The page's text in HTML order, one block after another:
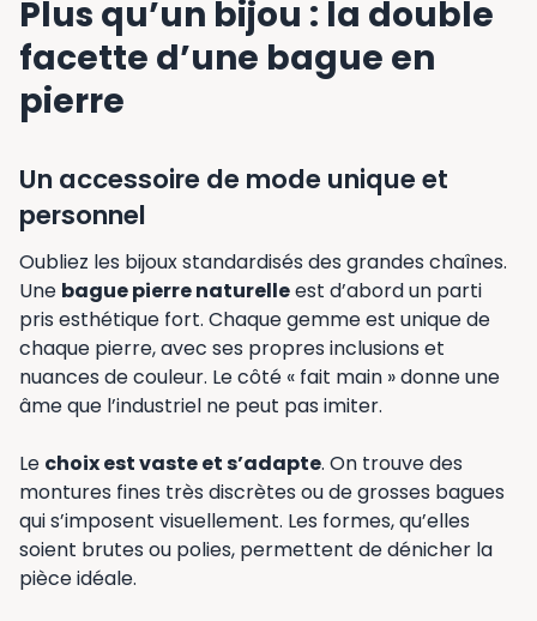
Plus qu’un bijou : la double
facette d’une bague en
pierre
Un accessoire de mode unique et
personnel
Oubliez les bijoux standardisés des grandes chaînes.
Une bague pierre naturelleest d’abord un parti
pris esthétique fort. Chaque gemme est unique de
chaque pierre, avec ses propres inclusions et
nuances de couleur. Le côté « fait main » donne une
âme que l’industriel ne peut pas imiter.
Le choix est vaste et s’adapte. On trouve des
montures fines très discrètes ou de grosses bagues
qui s’imposent visuellement. Les formes, qu’elles
soient brutes ou polies, permettent de dénicher la
pièce idéale.